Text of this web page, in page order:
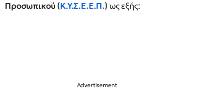
Προσωπικού (Κ.Υ.Σ.Ε.Ε.Π.) ως εξής: